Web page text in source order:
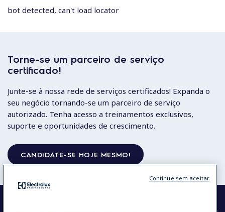
bot detected, can't load locator
Torne-se um parceiro de serviço
certificado!
Junte-se à nossa rede de serviços certificados! Expanda o
seu negócio tornando-se um parceiro de serviço
autorizado. Tenha acesso a treinamentos exclusivos,
suporte e oportunidades de crescimento.
CANDIDATE-SE HOJE MESMO!
Continue sem aceitar